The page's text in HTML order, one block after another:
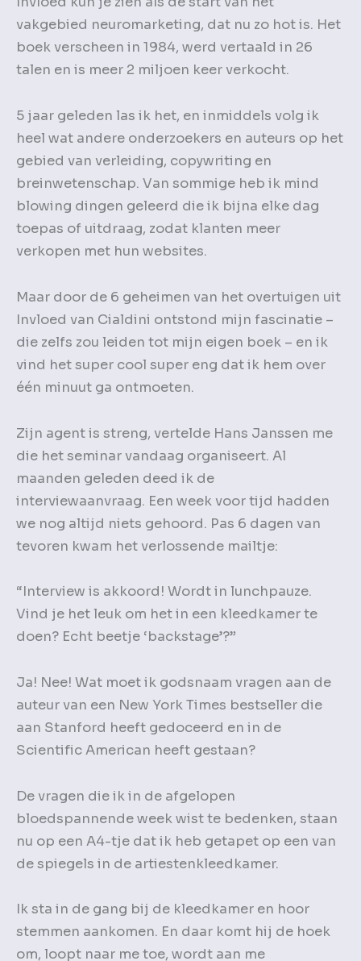
vakgebied neuromarketing, dat nu zo hot is. Het
boek verscheen in 1984, werd vertaald in 26
talen en is meer 2 miljoen keer verkocht.
5 jaar geleden las ik het, en inmiddels volg ik
heel wat andere onderzoekers en auteurs op het
gebied van verleiding, copywriting en
breinwetenschap. Van sommige heb ik mind
blowing dingen geleerd die ik bijna elke dag
toepas of uitdraag, zodat klanten meer
verkopen met hun websites.
Maar door de 6 geheimen van het overtuigen uit
Invloed van Cialdini ontstond mijn fascinatie –
die zelfs zou leiden tot mijn eigen boek – en ik
vind het super cool super eng dat ik hem over
één minuut ga ontmoeten.
Zijn agent is streng, vertelde Hans Janssen me
die het seminar vandaag organiseert. Al
maanden geleden deed ik de
interviewaanvraag. Een week voor tijd hadden
we nog altijd niets gehoord. Pas 6 dagen van
tevoren kwam het verlossende mailtje:
“Interview is akkoord! Wordt in lunchpauze.
Vind je het leuk om het in een kleedkamer te
doen? Echt beetje ‘backstage’?”
Ja! Nee! Wat moet ik godsnaam vragen aan de
auteur van een New York Times bestseller die
aan Stanford heeft gedoceerd en in de
Scientific American heeft gestaan?
De vragen die ik in de afgelopen
bloedspannende week wist te bedenken, staan
nu op een A4-tje dat ik heb getapet op een van
de spiegels in de artiestenkleedkamer.
Ik sta in de gang bij de kleedkamer en hoor
stemmen aankomen. En daar komt hij de hoek
om, loopt naar me toe, wordt aan me